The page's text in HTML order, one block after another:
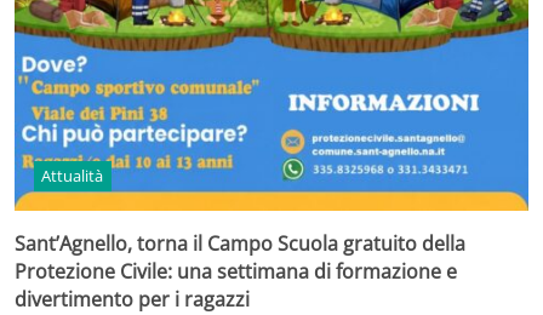
Attualità
Sant’Agnello, torna il Campo Scuola gratuito della
Protezione Civile: una settimana di formazione e
divertimento per i ragazzi